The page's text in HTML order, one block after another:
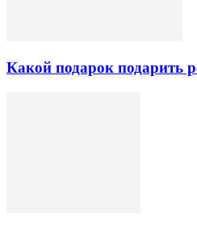
Какой подарок подарить